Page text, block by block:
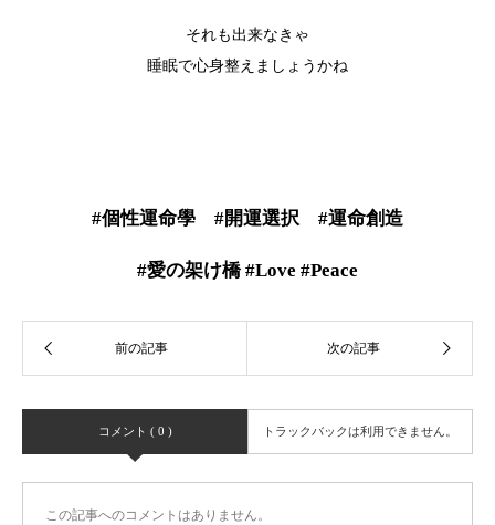
それも出来なきゃ
睡眠で心身整えましょうかね
#個性運命學 #開運選択 #運命創造
#愛の架け橋 #Love #Peace
コメント ( 0 ) トラックバックは利用できません。
この記事へのコメントはありません。